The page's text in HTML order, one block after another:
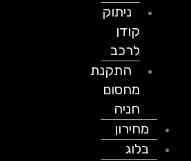
ניתוק
לרכב
התקנת
מחסום
חניה
מחירון
בלוג